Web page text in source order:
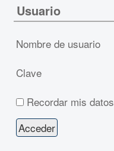
Usuario
Nombre de usuario
Clave
Recordar mis datos